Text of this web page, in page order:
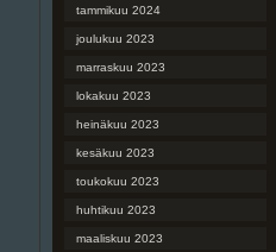
tammikuu 2024
joulukuu 2023
marraskuu 2023
lokakuu 2023
heinäkuu 2023
kesäkuu 2023
toukokuu 2023
huhtikuu 2023
maaliskuu 2023